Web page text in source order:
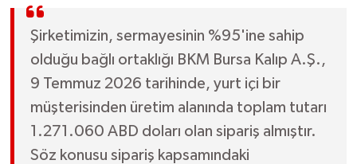
Şirketimizin, sermayesinin %95'ine sahip
olduğu bağlı ortaklığı BKM Bursa Kalıp A.Ş.,
9 Temmuz 2026 tarihinde, yurt içi bir
müşterisinden üretim alanında toplam tutarı
1.271.060 ABD doları olan sipariş almıştır.
Söz konusu sipariş kapsamındaki